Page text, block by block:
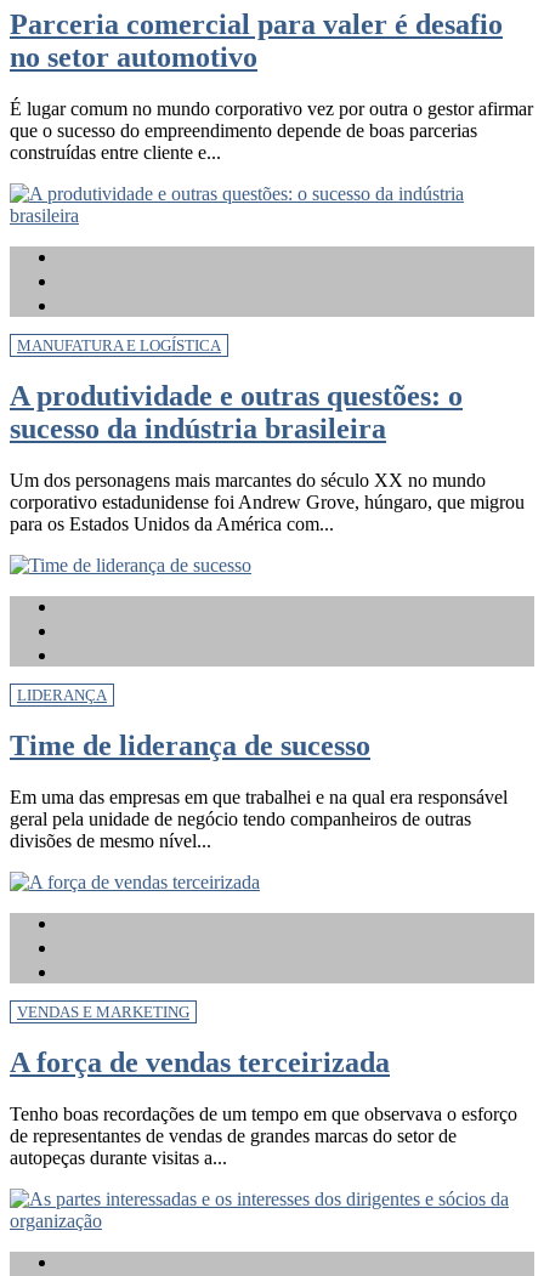
Parceria comercial para valer é desafio
no setor automotivo
É lugar comum no mundo corporativo vez por outra o gestor afirmar
que o sucesso do empreendimento depende de boas parcerias
construídas entre cliente e...
MANUFATURA E LOGÍSTICA
A produtividade e outras questões: o
sucesso da indústria brasileira
Um dos personagens mais marcantes do século XX no mundo
corporativo estadunidense foi Andrew Grove, húngaro, que migrou
para os Estados Unidos da América com...
LIDERANÇA
Time de liderança de sucesso
Em uma das empresas em que trabalhei e na qual era responsável
geral pela unidade de negócio tendo companheiros de outras
divisões de mesmo nível...
VENDAS E MARKETING
A força de vendas terceirizada
Tenho boas recordações de um tempo em que observava o esforço
de representantes de vendas de grandes marcas do setor de
autopeças durante visitas a...